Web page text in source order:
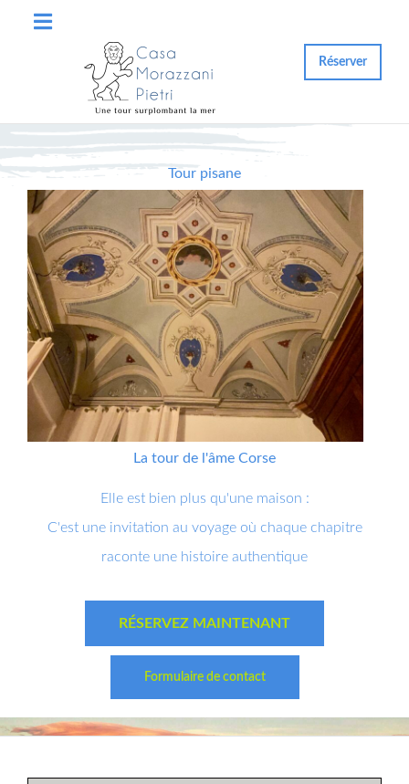
Réserver
Tour pisane
La tour de l'âme Corse
Elle est bien plus qu'une maison :
C'est une invitation au voyage où chaque chapitre
raconte une histoire authentique
RÉSERVEZ MAINTENANT
Formulaire de contact